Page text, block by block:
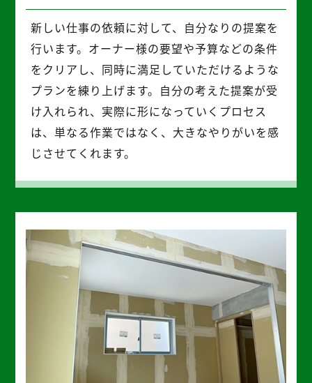
新しい仕事の依頼に対して、自分なりの提案を
行います。オーナー様の要望や予算などの条件
をクリアし、同時に満足していただけるような
プランを練り上げます。自分の考えた提案が受
け入れられ、実際に形になっていくプロセス
は、単なる作業ではなく、大きなやりがいを感
じさせてくれます。